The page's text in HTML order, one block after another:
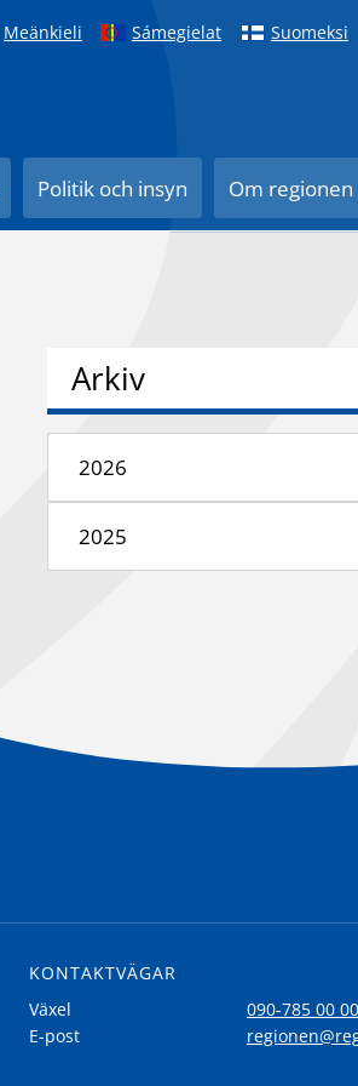
Meänkieli Sámegielat Suomeksi
Politik och insyn Om regionen
Arkiv
2026
2025
KONTAKTVÄGAR
Växel
090-785 00 00
E-post